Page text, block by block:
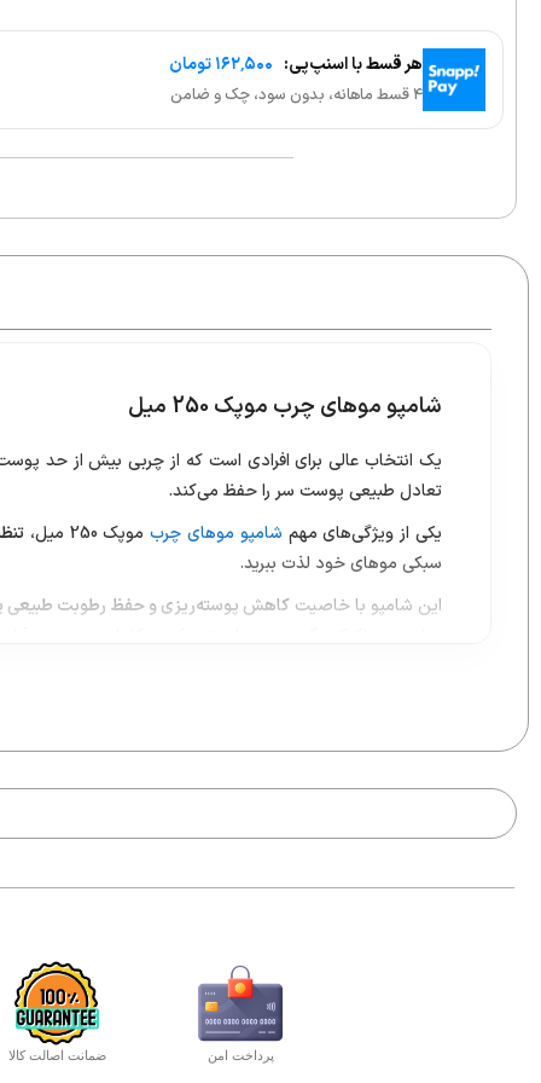
هر قسط با اسنپ‌پی: ۱۶۲٬۵۰۰ تومان
۴ قسط ماهانه، بدون سود، چک و ضامن
شامپو موهای چرب موپک 250 میل
یک انتخاب عالی برای افرادی است که از چربی بیش از حد
تعادل طبیعی پوست سر را حفظ می‌کند.
یکی از ویژگی‌های مهم شامپو موهای چربموپک 250 میل،
سبکی موهای خود لذت ببرید.
این شامپو با خاصیت کاهش پوسته‌ریزی و حفظ رطوبت
چرب موپک 250 میل به تمیزی و سلامت پوست سر کمک کرده و از آسیب ناشی از باقی‌ماندن چربی جلوگیری می‌کند.
به طور کلی، اگر به دنبال یک شامپوی مؤثر برای کنترل چربی و
پرداخت امن ضمانت اصالت کالا